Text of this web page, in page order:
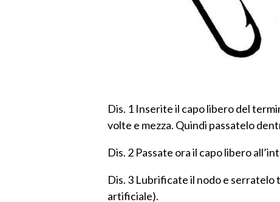
Dis. 1 Inserite il capo libero del
volte e mezza. Quindi passatelo
Dis. 2 Passate ora il capo libero
Dis. 3 Lubrificate il nodo e serratelo
artificiale).